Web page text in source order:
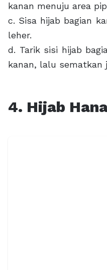
kanan menuju area
c. Sisa hijab bagian
leher.
d. Tarik sisi hijab
kanan, lalu sematkan
4. Hijab